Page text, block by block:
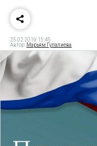
25.02.2019 15:45
Автор: Марьям Гулалиева